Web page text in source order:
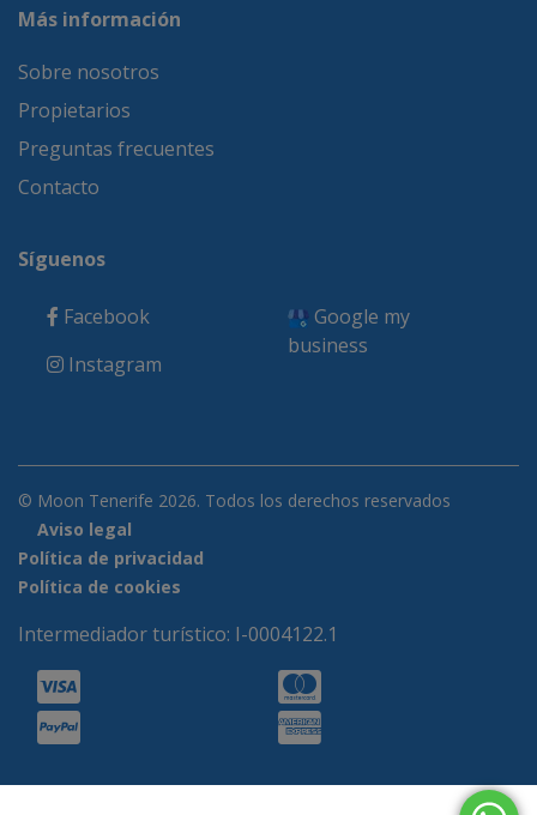
Más información
Sobre nosotros
Propietarios
Preguntas frecuentes
Contacto
Síguenos
Facebook
Instagram
business
© Moon Tenerife 2026. Todos los derechos reservados
Aviso legal
Política de privacidad
Política de cookies
Intermediador turístico: I-0004122.1